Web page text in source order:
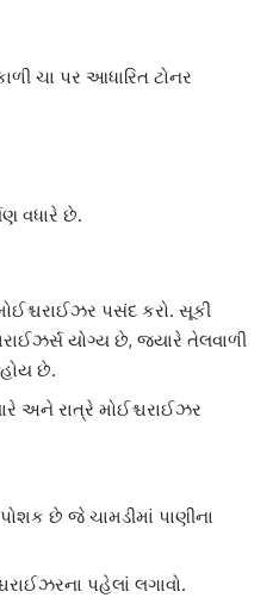
ચા પર આધારિત ટોનર
વધારે છે.
પસંદ કરો. સૂકી
યોગ્ય છે, જ્યારે તેલવાળી
હોય છે.
અને રાત્રે મોઈશ્ચરાઈઝર
છે જે ચામડીમાં પાણીના
પહેલાં લગાવો.